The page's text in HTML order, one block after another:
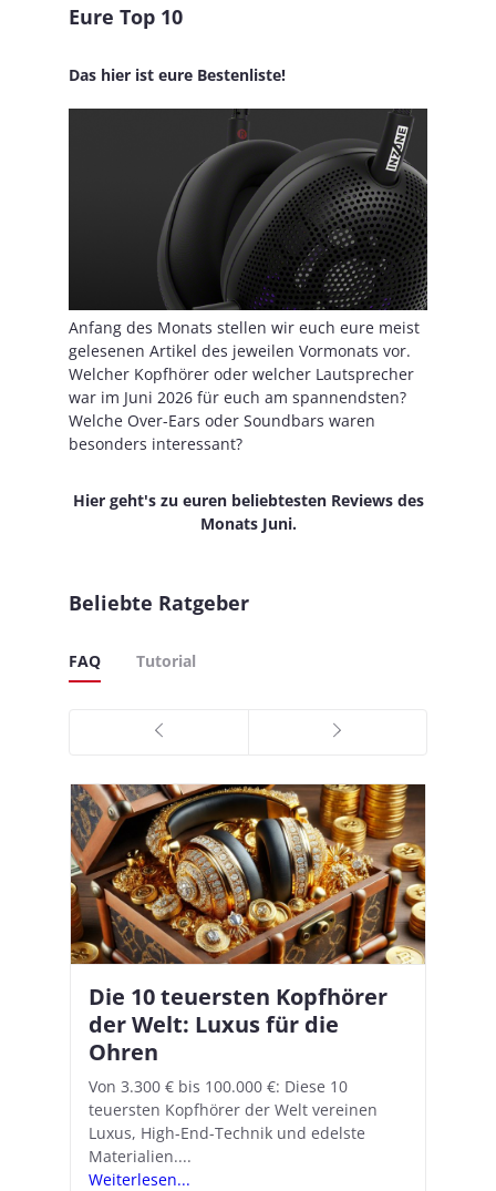
Eure Top 10
Das hier ist eure Bestenliste!
Anfang des Monats stellen wir euch eure meist
gelesenen Artikel des jeweilen Vormonats vor.
Welcher Kopfhörer oder welcher Lautsprecher
war im Juni 2026 für euch am spannendsten?
Welche Over-Ears oder Soundbars waren
besonders interessant?
Hier geht's zu euren beliebtesten Reviews des
Monats Juni.
Beliebte Ratgeber
FAQ Tutorial
Die 10 teuersten Kopfhörer
der Welt: Luxus für die
Ohren
Von 3.300 € bis 100.000 €: Diese 10
teuersten Kopfhörer der Welt vereinen
Luxus, High-End-Technik und edelste
Materialien....
Weiterlesen...
Apple AirPods Pro 2 und iOS
18.1: So richtet ihr das neue
Hörgeräte-Feature ein
Mit iOS 18.1 und den AirPods Pro 2
verwandelt Apple seine In-Ear-Kopfhörer
in kostengünstige Hörhilfen. In wenigen
Schritten...
Weiterlesen...